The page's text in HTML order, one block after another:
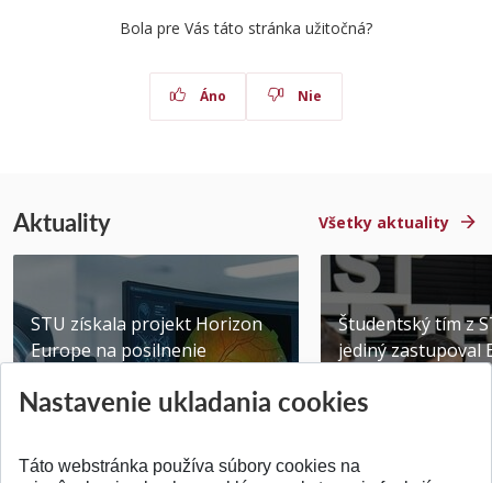
Bola pre Vás táto stránka užitočná?
Áno Nie
Aktuality Všetky aktuality
STU získala projekt Horizon
Europe na posilnenie
Publikované 31.07.2026
Študentský tím z
jediný zastupoval
Publikované
Nastavenie ukladania cookies
Táto webstránka používa súbory cookies na